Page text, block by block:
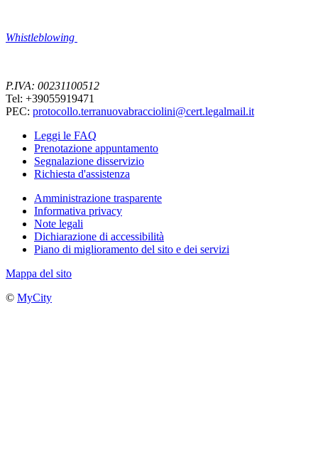
Whistleblowing
P.IVA: 00231100512
Tel: +39055919471
PEC: protocollo.terranuovabracciolini@cert.legalmail.it
Leggi le FAQ
Prenotazione appuntamento
Segnalazione disservizio
Richiesta d'assistenza
Amministrazione trasparente
Informativa privacy
Note legali
Dichiarazione di accessibilità
Piano di miglioramento del sito e dei servizi
Mappa del sito
© MyCity